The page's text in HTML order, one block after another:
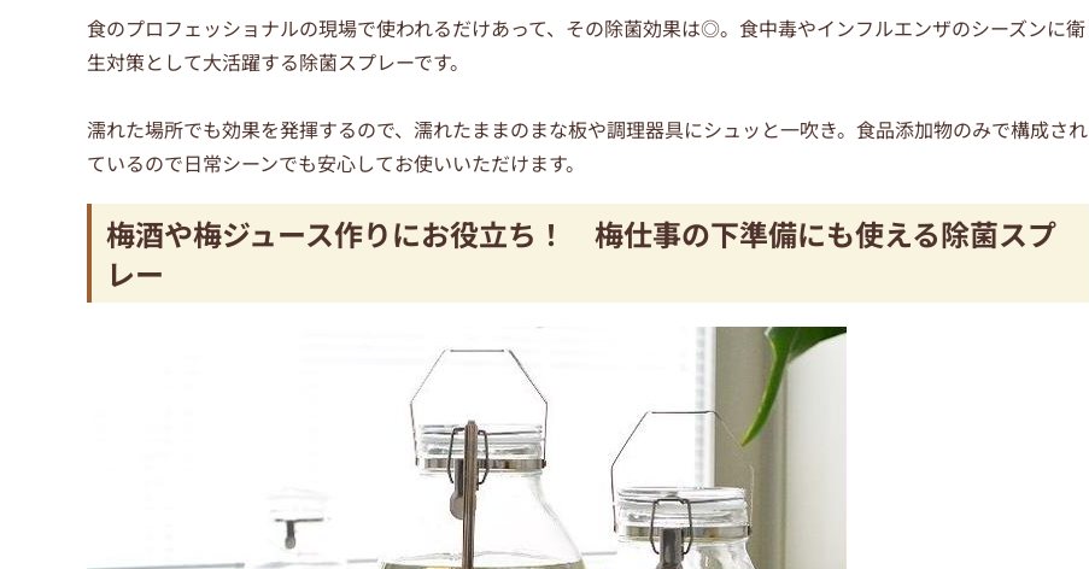
食のプロフェッショナルの現場で使われるだけあって、その除菌効果は◎。食中毒やインフルエンザのシーズンに衛
生対策として大活躍する除菌スプレーです。
濡れた場所でも効果を発揮するので、濡れたままのまな板や調理器具にシュッと一吹き。食品添加物のみで構成され
ているので日常シーンでも安心してお使いいただけます。
梅酒や梅ジュース作りにお役立ち！ 梅仕事の下準備にも使える除菌スプ
レー